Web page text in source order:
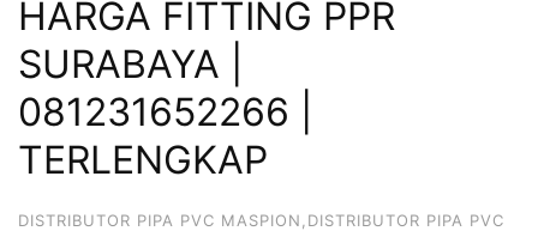
HARGA FITTING PPR
SURABAYA |
081231652266 |
TERLENGKAP
DISTRIBUTOR PIPA PVC MASPION,DISTRIBUTOR PIPA PVC